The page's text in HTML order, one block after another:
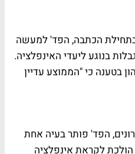
בתחילת הכתבה, הפד' למעשה
בנוגע ליעדי האינפלציה.
בטענה כי "הממוצע עדיין
הפד' פותר בעיה אחת
לקראת אינפלציה